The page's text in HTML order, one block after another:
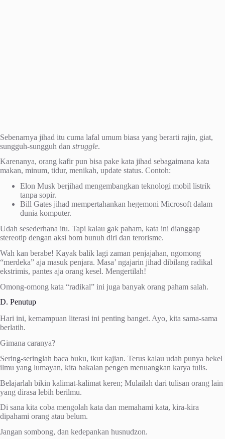
Sebenarnya jihad itu cuma lafal umum biasa yang berarti rajin, giat,
sungguh-sungguh dan struggle.
Karenanya, orang kafir pun bisa pake kata jihad sebagaimana kata
makan, minum, tidur, menikah, update status. Contoh:
Elon Musk berjihad mengembangkan teknologi mobil listrik
tanpa sopir.
Bill Gates jihad mempertahankan hegemoni Microsoft dalam
dunia komputer.
Udah sesederhana itu. Tapi kalau gak paham, kata ini dianggap
stereotip dengan aksi bom bunuh diri dan terorisme.
Wah kan berabe! Kayak balik lagi zaman penjajahan, ngomong
“merdeka” aja masuk penjara. Masa’ ngajarin jihad dibilang radikal
ekstrimis, pantes aja orang kesel. Mengertilah!
Omong-omong kata “radikal” ini juga banyak orang paham salah.
D. Penutup
Hari ini, kemampuan literasi ini penting banget. Ayo, kita sama-sama
berlatih.
Gimana caranya?
Sering-seringlah baca buku, ikut kajian. Terus kalau udah punya bekel
ilmu yang lumayan, kita bakalan pengen menuangkan karya tulis.
Belajarlah bikin kalimat-kalimat keren; Mulailah dari tulisan orang lain
yang dirasa lebih berilmu.
Di sana kita coba mengolah kata dan memahami kata, kira-kira
dipahami orang atau belum.
Jangan sombong, dan kedepankan husnudzon.